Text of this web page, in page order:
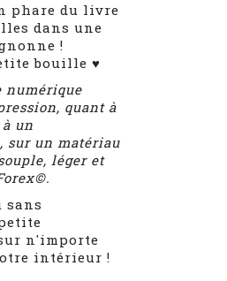
phare du livre
dans une
!
bouille ♥
numérique
quant à
un
sur un matériau
léger et
sans
n'importe
intérieur !